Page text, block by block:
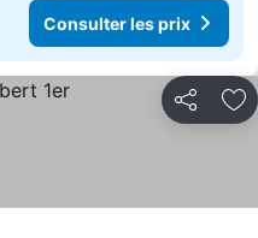
Consulter les prix
Partager